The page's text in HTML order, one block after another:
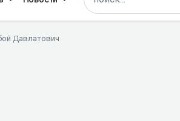
Type 2 or more
Давлатович